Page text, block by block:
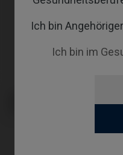
Ich bin
Ich bin im
Nobel Biocare® Branemark